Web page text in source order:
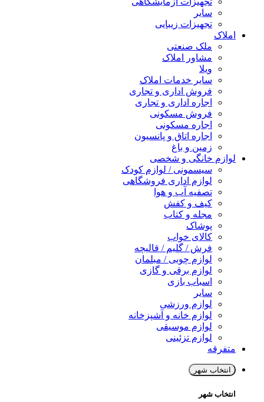
سایر
تجهیزات زیبایی
املاک
ملک صنعتی
مشاور املاک
ویلا
سایر خدمات املاک
فروش اداری و تجاری
اجاره اداری و تجاری
فروش مسکونی
اجاره مسکونی
اجاره اتاق و پانسیون
زمین و باغ
لوازم خانگی و شخصی
سیسمونی / لوازم کودک
لوازم اداری فروشگاهی
تصفیه آب و هوا
کیف و کفش
مجله و کتاب
پوشاک
کالای خواب
فرش / گلیم / قالیچه
لوازم چوبی / مبلمان
لوازم برقی و گازی
اسباب بازی
سایر
لوازم ورزشی
لوازم خانه و آشپزخانه
لوازم موسیقی
لوازم تزئینی
متفرقه
انتخاب شهر
انتخاب شهر